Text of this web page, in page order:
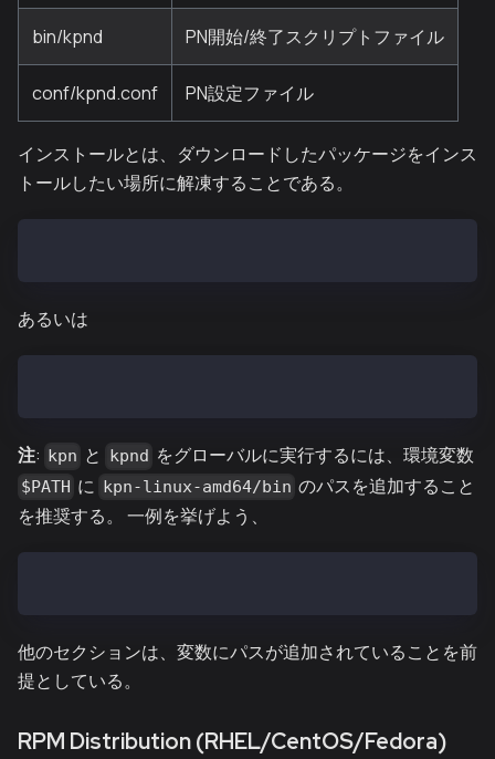
bin/kpnd PN開始/終了スクリプトファイル
conf/kpnd.conf PN設定ファイル
インストールとは、ダウンロードしたパッケージをインス
トールしたい場所に解凍することである。
あるいは
注: kpn と kpnd をグローバルに実行するには、環境変数
$PATH に kpn-linux-amd64/bin のパスを追加すること
を推奨する。 一例を挙げよう、
他のセクションは、変数にパスが追加されていることを前
提としている。
RPM Distribution (RHEL/CentOS/Fedora)